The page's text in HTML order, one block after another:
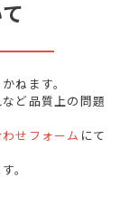
ねます。
ど品質上の問題
せフォーム にて
。